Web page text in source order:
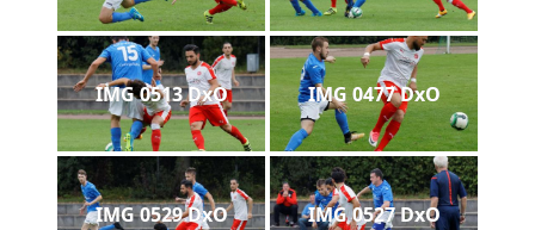
IMG 0513 DxO IMG 0477 DxO
IMG 0529 DxO IMG 0527 DxO